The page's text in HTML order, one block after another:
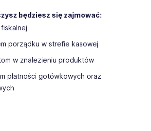
W ciągu wielu lat naszej
pracę przeszło 50 000 pracowników
znajdujemy pracowników dla
jak również małych rodzinnych
Polsce. Agencja jest wpisana pod nr
Klienta, poszukujemy osób na
będziesz się zajmować:
porządku w strefie kasowej
w znalezieniu produktów
płatności gotówkowych oraz